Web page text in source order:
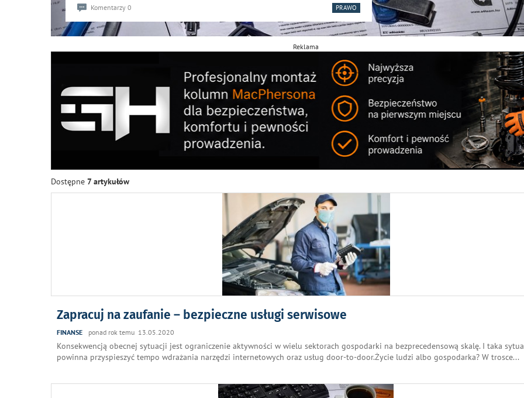
Komentarzy 0 PRAWO
Reklama
Dostępne 7 artykułów
Zapracuj na zaufanie – bezpieczne usługi serwisowe
FINANSE ponad rok temu 13.05.2020
Konsekwencją obecnej sytuacji jest ograniczenie aktywności w wielu sektorach gospodarki na bezprecedensową skalę. I taka
powinna przyspieszyć tempo wdrażania narzędzi internetowych oraz usług door-to-door.Życie ludzi albo gospodarka? W trosce...